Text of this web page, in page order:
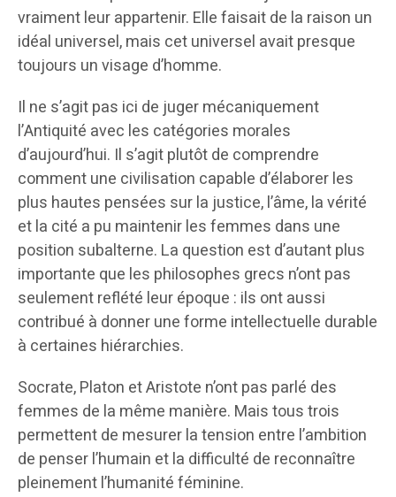
vraiment leur appartenir. Elle faisait de la raison un
idéal universel, mais cet universel avait presque
toujours un visage d’homme.
Il ne s’agit pas ici de juger mécaniquement
l’Antiquité avec les catégories morales
d’aujourd’hui. Il s’agit plutôt de comprendre
comment une civilisation capable d’élaborer les
plus hautes pensées sur la justice, l’âme, la vérité
et la cité a pu maintenir les femmes dans une
position subalterne. La question est d’autant plus
importante que les philosophes grecs n’ont pas
seulement reflété leur époque : ils ont aussi
contribué à donner une forme intellectuelle durable
à certaines hiérarchies.
Socrate, Platon et Aristote n’ont pas parlé des
femmes de la même manière. Mais tous trois
permettent de mesurer la tension entre l’ambition
de penser l’humain et la difficulté de reconnaître
pleinement l’humanité féminine.